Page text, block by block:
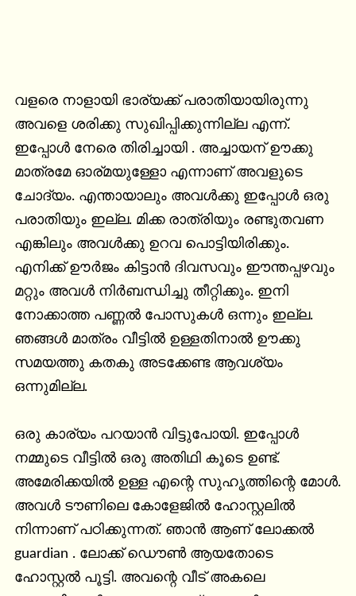
വളരെ നാളായി ഭാര്യക്ക് പരാതിയായിരുന്നു
അവളെ ശരിക്കു സുഖിപ്പിക്കുന്നില്ല എന്ന്.
ഇപ്പോൾ നേരെ തിരിച്ചായി . അച്ചായന് ഊക്കു
മാത്രമേ ഓര്മയുള്ളോ എന്നാണ് അവളുടെ
ചോദ്യം. എന്തായാലും അവൾക്കു ഇപ്പോൾ ഒരു
പരാതിയും ഇല്ല. മിക്ക രാത്രിയും രണ്ടുതവണ
എങ്കിലും അവൾക്കു ഉറവ പൊട്ടിയിരിക്കും.
എനിക്ക് ഊർജം കിട്ടാൻ ദിവസവും ഈന്തപ്പഴവും
മറ്റും അവൾ നിർബന്ധിച്ചു തീറ്റിക്കും. ഇനി
നോക്കാത്ത പണ്ണൽ പോസുകൾ ഒന്നും ഇല്ല.
ഞങ്ങൾ മാത്രം വീട്ടിൽ ഉള്ളതിനാൽ ഊക്കു
സമയത്തു കതകു അടക്കേണ്ട ആവശ്യം
ഒന്നുമില്ല.
ഒരു കാര്യം പറയാൻ വിട്ടുപോയി. ഇപ്പോൾ
നമ്മുടെ വീട്ടിൽ ഒരു അതിഥി കൂടെ ഉണ്ട്.
അമേരിക്കയിൽ ഉള്ള എന്റെ സുഹൃത്തിന്റെ മോൾ.
അവൾ ടൗണിലെ കോളേജിൽ ഹോസ്റ്റലിൽ
നിന്നാണ് പഠിക്കുന്നത്. ഞാൻ ആണ് ലോക്കൽ
guardian . ലോക്ക് ഡൌൺ ആയതോടെ
ഹോസ്റ്റൽ പൂട്ടി. അവന്റെ വീട് അകലെ